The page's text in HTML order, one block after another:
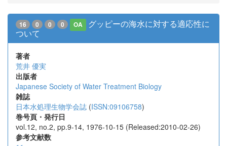
16 0 0 0 OA
グッピーの海水に対する適応性に
ついて
著者
荒井 優実
出版者
Japanese Society of Water Treatment Biology
雑誌
日本水処理生物学会誌 (ISSN:09106758)
巻号頁・発行日
vol.12, no.2, pp.9-14, 1976-10-15 (Released:2010-02-26)
参考文献数